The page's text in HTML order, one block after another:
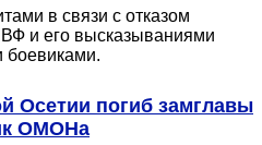
в связи с отказом
и его высказываниями
боевиками.
Осетии погиб замглавы
ОМОНа